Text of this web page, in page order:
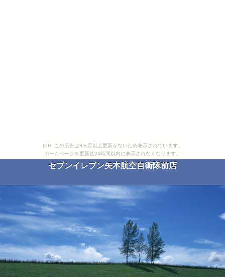
[PR] この広告は3ヶ月以上更新がないため表示されています。
ホームページを更新後24時間以内に表示されなくなります。
セブンイレブン矢本航空自衛隊前店